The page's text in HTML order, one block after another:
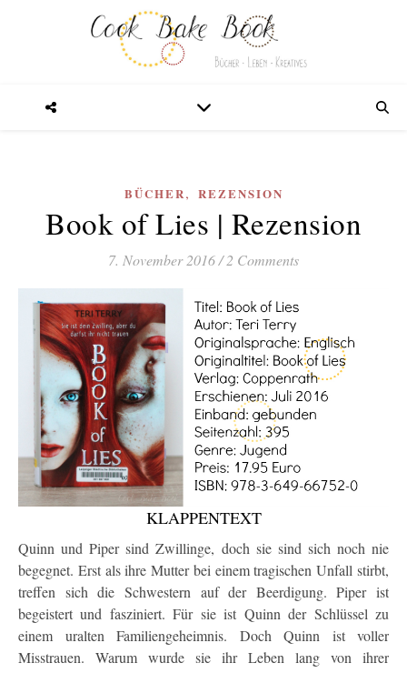
BÜCHER, REZENSION
Book of Lies | Rezension
7. November 2016/2 Comments
KLAPPENTEXT
Quinn und Piper sind Zwillinge, doch sie sind sich noch nie
begegnet. Erst als ihre Mutter bei einem tragischen Unfall stirbt,
treffen sich die Schwestern auf der Beerdigung. Piper ist
begeistert und fasziniert. Für sie ist Quinn der Schlüssel zu
einem uralten Familiengeheimnis. Doch Quinn ist voller
Misstrauen. Warum wurde sie ihr Leben lang von ihrer